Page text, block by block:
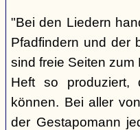
"Bei den Liedern
Pfadfindern und der
sind freie Seiten
Heft so produziert,
können. Bei aller
der Gestapomann